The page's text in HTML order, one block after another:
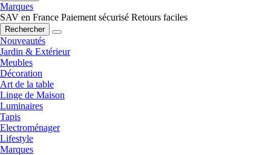
Marques
SAV en France Paiement sécurisé Retours faciles
Rechercher
Nouveautés
Jardin & Extérieur
Meubles
Décoration
Art de la table
Linge de Maison
Luminaires
Tapis
Electroménager
Lifestyle
Marques